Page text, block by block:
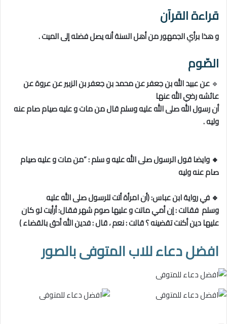
قراءة القرآن
و هذا برأي الجمهور من أهل السنة أنه يصل فضله إلى الميت .
الصّوم
🔹عن عبيد الله بن جعفر عن محمد بن جعفر بن الزبير عن عروة عن
عائشه رضي الله عنها
أن رسول الله صلى الله عليه وسلم قال من مات و عليه صيام صام عنه
وليه .
🔸 وايضا قول الرسول صلى الله عليه و سلم : “من مات و عليه صيام
صام عنه وليه
🔹 في رواية ابن عباس: (أن امرأة أتت للرسول صلى الله عليه
وسلم فقالت : إن أمي ماتت و عليها صوم شهر فقال: أرأيت لو كان
عليها دين أكنت تقضينه ؟ قالت : نعم ، قال : فدين الله أحق بالقضاء )
افضل دعاء للاب المتوفى بالصور